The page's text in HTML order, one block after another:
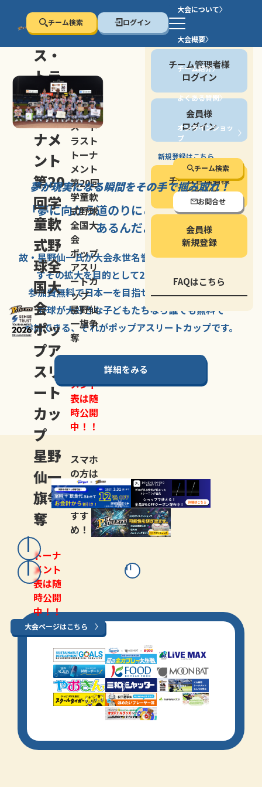
チーム検索 ログイン
大会について
大会概要
チーム紹介
よくある質問
オンラインショッ
プ
チーム検索
お問合せ
停止する
セン
ス・
トラ
スト
トー
ナメ
ント
第20
回学
童軟
式野
球全
国大
会
ポッ
プア
スリ
ート
カッ
プ
星野
仙一
旗争
奪
トーナ
メント
表は随
時公開
中！！
セン
ス・ト
ラスト
トーナ
メント
第20回
学童軟
式野球
全国大
会
ポップ
アスリ
ートカ
ップ
星野仙
一旗争
奪
メント
表は随
時公開
中！！
スマホ
の方は
LINE登
録がお
すす
め！
大会ページはこちら
会員の方
チーム管理者様
ログイン
会員様
ログイン
新規登録はこちら
チーム管理者様
新規登録
会員様
新規登録
FAQはこちら
夢が現実になる瞬間をその手で掴み取れ！
「夢に向かう道のりにこそ大きな意味が
あるんだよ」
故・星野仙一氏が大会永世名誉会長を務める、野球の
すその拡大を目的として2007年に
参加費無料で日本一を目指せる唯一の野球大会。
野球が大好きな子どもたちなら誰でも無料で
参加できる、それがポップアスリートカップです。
詳細をみる